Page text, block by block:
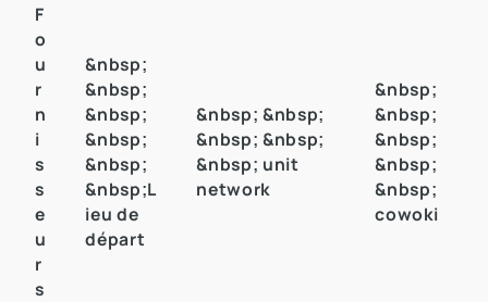
F
o
u
r
n
i
s
s
e
u
r
s
&nbsp;
&nbsp;
&nbsp;
&nbsp;
&nbsp;
&nbsp;L
ieu de
départ
&nbsp; &nbsp;
&nbsp; &nbsp;
&nbsp; unit
network
&nbsp;
&nbsp;
&nbsp;
&nbsp;
&nbsp;
cowoki